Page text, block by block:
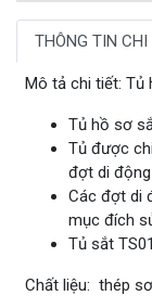
THÔNG TIN
Mô tả chi tiết: Tủ
Tủ hồ sơ
Tủ được
đợt di
Các đợt di
mục đích
Tủ sắt
Chất liệu: thép